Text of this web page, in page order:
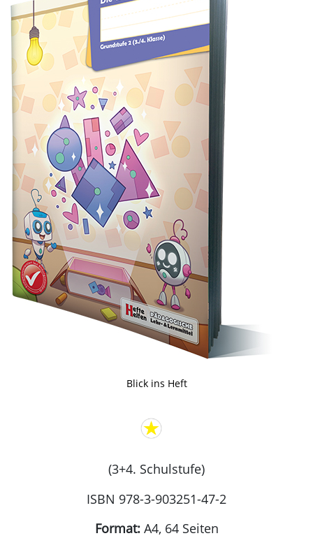
Blick ins Heft
(3+4. Schulstufe)
ISBN 978-3-903251-47-2
Format:A4, 64 Seiten